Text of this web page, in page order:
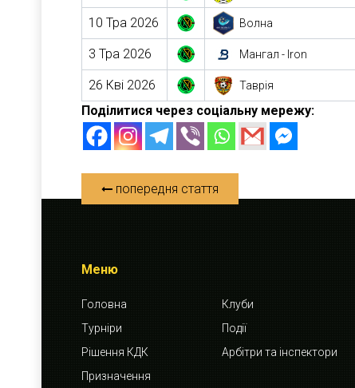
10 Тра 2026 Волна
3 Тра 2026 Мангал - Iron
26 Кві 2026 Таврія
Поділитися через соціальну мережу:
попередня стаття
Меню
Головна
Клуби
Турніри
Події
Рішення КДК
Арбітри та інспектори
Призначення